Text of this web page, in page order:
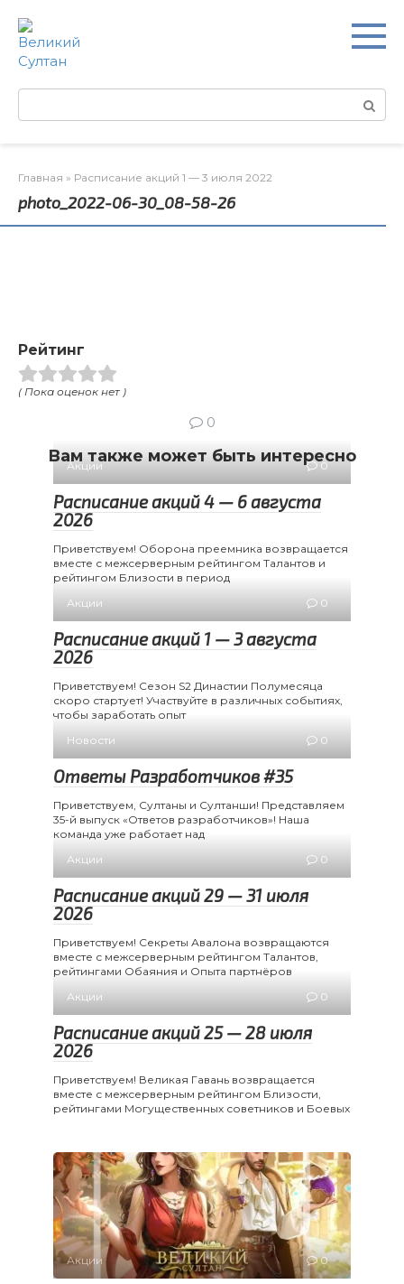
контенту
Поиск:
Главная » Расписание акций 1 — 3 июля 2022
photo_2022-06-30_08-58-26
Рейтинг
( Пока оценок нет )
0
Вам также может быть интересно
Акции 0
Расписание акций 4 — 6 августа
2026
Приветствуем! Оборона преемника возвращается
вместе с межсерверным рейтингом Талантов и
рейтингом Близости в период
Акции
0
Расписание акций 1 — 3 августа
2026
Приветствуем! Сезон S2 Династии Полумесяца
скоро стартует! Участвуйте в различных событиях,
чтобы заработать опыт
Новости
0
Ответы Разработчиков #35
Приветствуем, Султаны и Султанши! Представляем
35-й выпуск «Ответов разработчиков»! Наша
команда уже работает над
Акции
0
Расписание акций 29 — 31 июля
2026
Приветствуем! Секреты Авалона возвращаются
вместе с межсерверным рейтингом Талантов,
рейтингами Обаяния и Опыта партнёров
Акции
0
Расписание акций 25 — 28 июля
2026
Приветствуем! Великая Гавань возвращается
вместе с межсерверным рейтингом Близости,
рейтингами Могущественных советников и Боевых
Акции 0